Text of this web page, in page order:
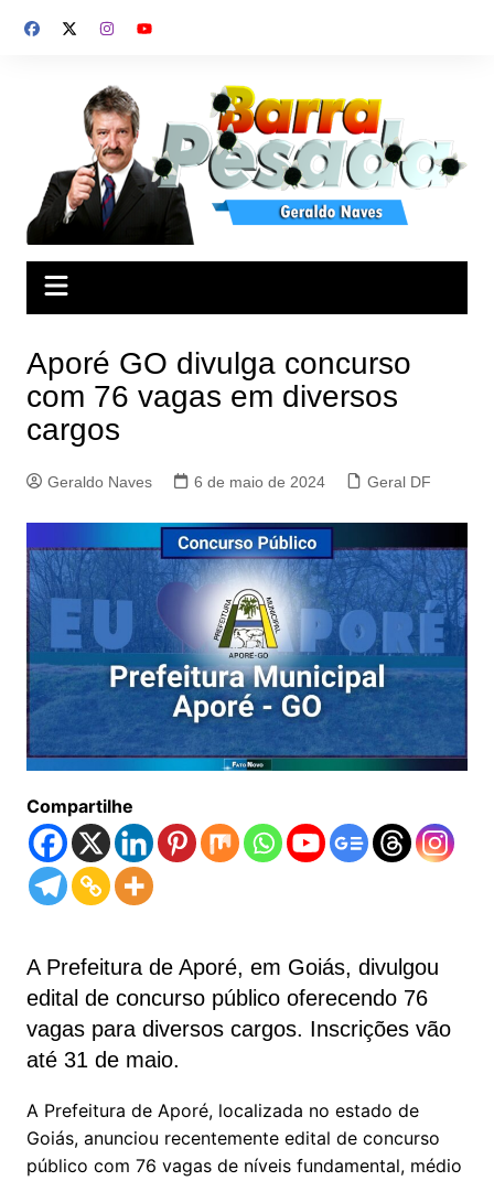
para
Aporé GO divulga concurso
com 76 vagas em diversos
cargos
Geraldo Naves 6 de maio de 2024 Geral DF
Compartilhe
A Prefeitura de Aporé, em Goiás, divulgou
edital de concurso público oferecendo 76
vagas para diversos cargos. Inscrições vão
até 31 de maio.
A Prefeitura de Aporé, localizada no estado de
Goiás, anunciou recentemente edital de concurso
público com 76 vagas de níveis fundamental, médio